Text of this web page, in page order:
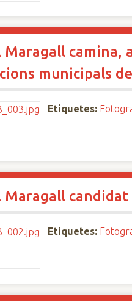
Maragall camina,
municipals
Etiquetes:
Maragall
Etiquetes: